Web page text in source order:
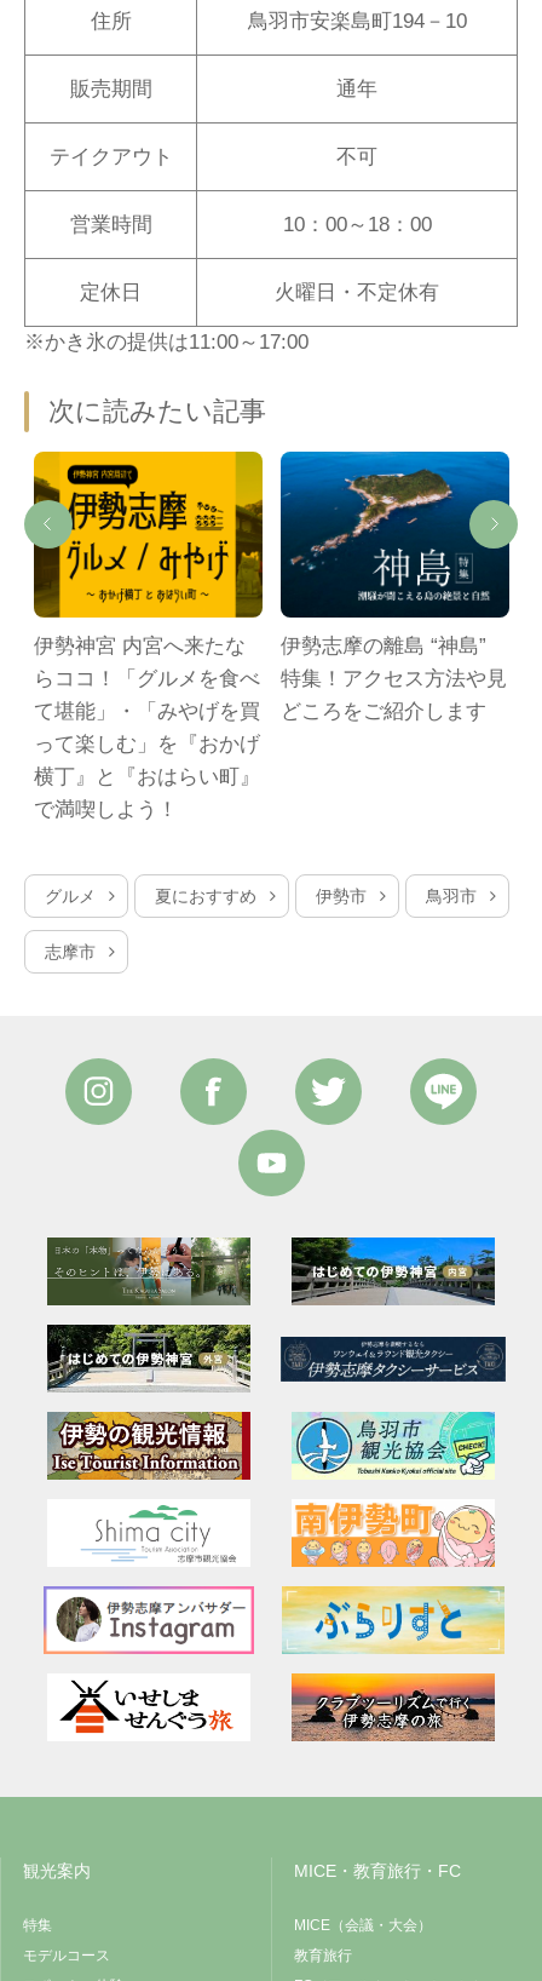
住所 鳥羽市安楽島町194－10
販売期間 通年
テイクアウト 不可
営業時間 10：00～18：00
定休日 火曜日・不定休有
※かき氷の提供は11:00～17:00
次に読みたい記事
伊勢神宮 内宮へ来たな
らココ！「グルメを食べ
て堪能」・「みやげを買
って楽しむ」を『おかげ
横丁』と『おはらい町』
で満喫しよう！
伊勢志摩の離島 “神島”
特集！アクセス方法や見
どころをご紹介します
グルメ 夏におすすめ 伊勢市 鳥羽市
志摩市
観光案内
特集
モデルコース
MICE・教育旅行・FC
MICE（会議・大会）
教育旅行